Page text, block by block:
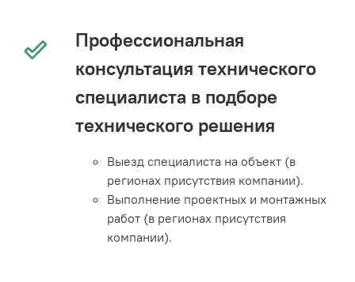
Профессиональная
консультация технического
специалиста в подборе
технического решения
Выезд специалиста на объект (в
регионах присутствия компании).
Выполнение проектных и монтажных
работ (в регионах присутствия
компании).